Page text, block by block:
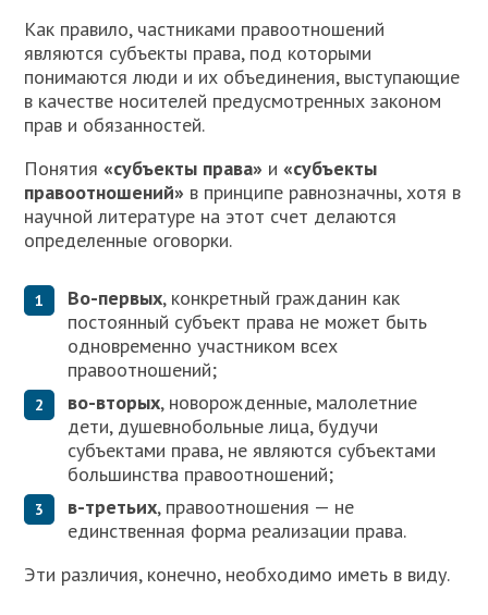
Как правило, частниками правоотношений
являются субъекты права, под которыми
понимаются люди и их объединения, выступающие
в качестве носителей предусмотренных законом
прав и обязанностей.
Понятия«субъекты права» и«субъекты
правоотношений» в принципе равнозначны, хотя в
научной литературе на этот счет делаются
определенные оговорки.
Во-первых, конкретный гражданин как
постоянный субъект права не может быть
одновременно участником всех
правоотношений;
во-вторых, новорожденные, малолетние
дети, душевнобольные лица, будучи
субъектами права, не являются субъектами
большинства правоотношений;
в-третьих, правоотношения — не
единственная форма реализации права.
Эти различия, конечно, необходимо иметь в виду.